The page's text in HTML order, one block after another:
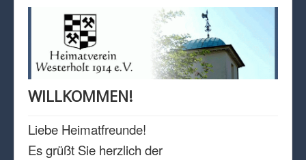
KONTAKT
IMPRESSUM
DATENSCHUTZ
WILLKOMMEN!
Liebe Heimatfreunde!
Es grüßt Sie herzlich der